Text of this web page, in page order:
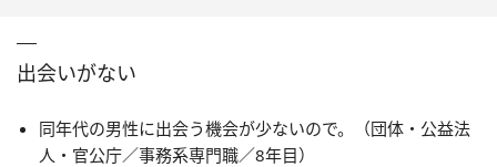
出会いがない
同年代の男性に出会う機会が少ないので。（団体・公益法
人・官公庁／事務系専門職／8年目）